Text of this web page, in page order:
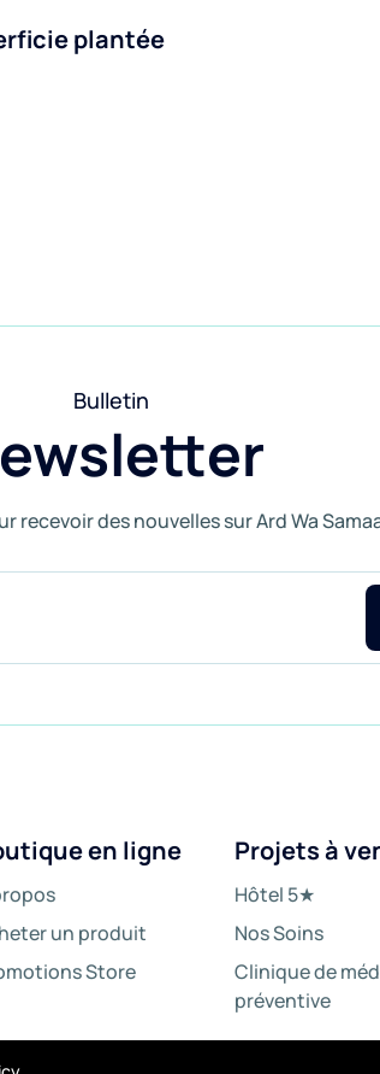
plantée
Bulletin
recevoir des nouvelles sur Ard Wa
en ligne
un produit
Store
Projets à
Hôtel 5★
Nos Soins
Clinique de
préventive